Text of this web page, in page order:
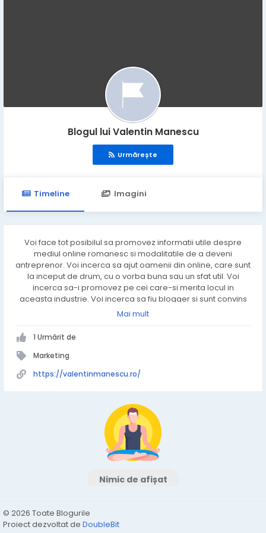
Blogul lui Valentin Manescu
Urmărește
Timeline Imagini
Voi face tot posibilul sa promovez informatii utile despre
mediul online romanesc si modalitatile de a deveni
antreprenor. Voi incerca sa ajut oamenii din online, care sunt
la inceput de drum, cu o vorba buna sau un sfat util. Voi
incerca sa-i promovez pe cei care-si merita locul in
aceasta industrie. Voi incerca sa fiu blogger si sunt convins
ca nu voi reusi………dar imi place sa incerc!
Mai mult
1 Urmărit de
Marketing
https://valentinmanescu.ro/
Nimic de afișat
© 2026 Toate Blogurile
Proiect dezvoltat de DoubleBit